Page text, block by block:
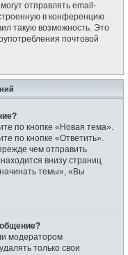
отправлять email-
в конференцию
такую возможность. Это
почтовой
по кнопке «Новая тема».
по кнопке «Ответить».
чем отправить
внизу страниц
темы», «Вы
модератором
только свои